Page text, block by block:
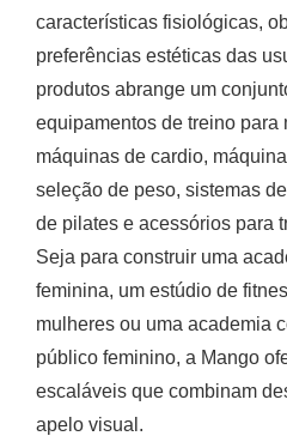
características fisiológicas,
preferências estéticas das
produtos abrange um
equipamentos de treino para
máquinas de cardio,
seleção de peso, sistemas
de pilates e acessórios para
Seja para construir uma
feminina, um estúdio de
mulheres ou uma academia
público feminino, a Mango
escaláveis que combinam
apelo visual.